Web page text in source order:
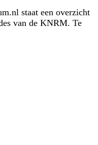
staat een overzicht
van de KNRM. Te